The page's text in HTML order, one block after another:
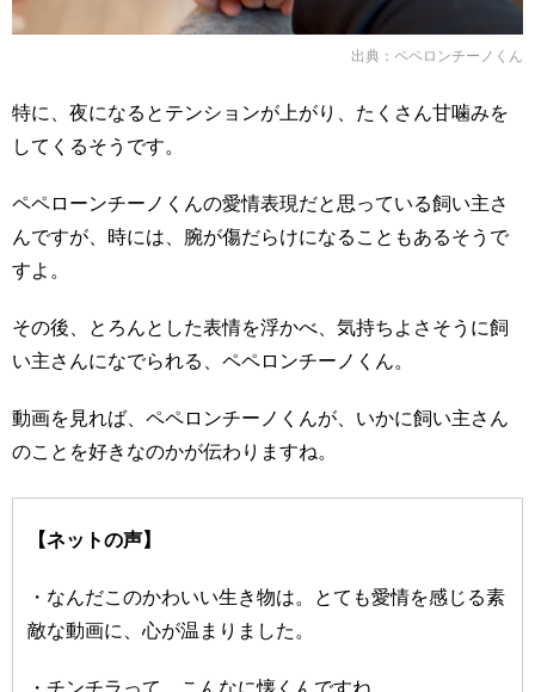
出典： ペペロンチーノくん
特に、夜になるとテンションが上がり、たくさん甘噛みを
してくるそうです。
ペペローンチーノくんの愛情表現だと思っている飼い主さ
んですが、時には、腕が傷だらけになることもあるそうで
すよ。
その後、とろんとした表情を浮かべ、気持ちよさそうに飼
い主さんになでられる、ペペロンチーノくん。
動画を見れば、ペペロンチーノくんが、いかに飼い主さん
のことを好きなのかが伝わりますね。
【ネットの声】
・なんだこのかわいい生き物は。とても愛情を感じる素
敵な動画に、心が温まりました。
・チンチラって、こんなに懐くんですね。